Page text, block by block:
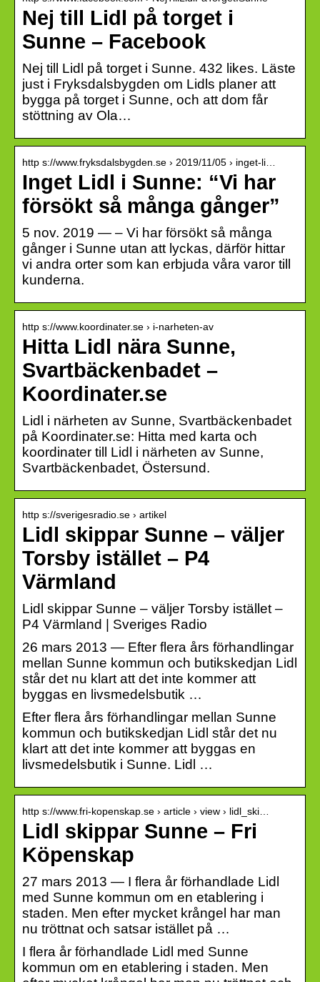
Nej till Lidl på torget i
Sunne – Facebook
Nej till Lidl på torget i Sunne. 432 likes. Läste
just i Fryksdalsbygden om Lidls planer att
bygga på torget i Sunne, och att dom får
stöttning av Ola…
http s://www.fryksdalsbygden.se › 2019/11/05 › inget-li…
Inget Lidl i Sunne: “Vi har
försökt så många gånger”
5 nov. 2019 — – Vi har försökt så många
gånger i Sunne utan att lyckas, därför hittar
vi andra orter som kan erbjuda våra varor till
kunderna.
http s://www.koordinater.se › i-narheten-av
Hitta Lidl nära Sunne,
Svartbäckenbadet –
Koordinater.se
Lidl i närheten av Sunne, Svartbäckenbadet
på Koordinater.se: Hitta med karta och
koordinater till Lidl i närheten av Sunne,
Svartbäckenbadet, Östersund.
http s://sverigesradio.se › artikel
Lidl skippar Sunne – väljer
Torsby istället – P4
Värmland
Lidl skippar Sunne – väljer Torsby istället –
P4 Värmland | Sveriges Radio
26 mars 2013 — Efter flera års förhandlingar
mellan Sunne kommun och butikskedjan Lidl
står det nu klart att det inte kommer att
byggas en livsmedelsbutik …
Efter flera års förhandlingar mellan Sunne
kommun och butikskedjan Lidl står det nu
klart att det inte kommer att byggas en
livsmedelsbutik i Sunne. Lidl …
http s://www.fri-kopenskap.se › article › view › lidl_ski…
Lidl skippar Sunne – Fri
Köpenskap
27 mars 2013 — I flera år förhandlade Lidl
med Sunne kommun om en etablering i
staden. Men efter mycket krångel har man
nu tröttnat och satsar istället på …
I flera år förhandlade Lidl med Sunne
kommun om en etablering i staden. Men